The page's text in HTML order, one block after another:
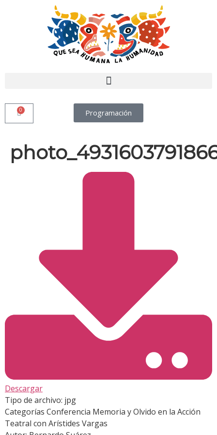
Programación
0
Descargar
Tipo de archivo: jpg
Categorías Conferencia Memoria y Olvido en la Acción
Teatral con Arístides Vargas